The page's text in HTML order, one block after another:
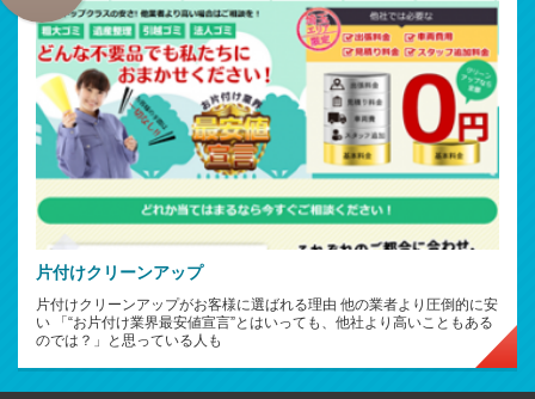
片付けクリーンアップ
片付けクリーンアップがお客様に選ばれる理由 他の業者より圧倒的に安
い 「“お片付け業界最安値宣言”とはいっても、他社より高いこともある
のでは？」と思っている人も